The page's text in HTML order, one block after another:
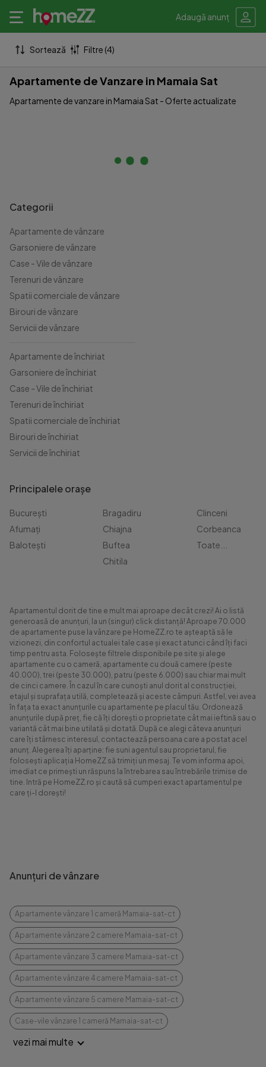
Adaugă anunț
Sortează Filtre (4)
Apartamente de Vanzare in Mamaia Sat
Apartamente de vanzare in Mamaia Sat - Oferte actualizate
Categorii
Apartamente de vânzare
Garsoniere de vânzare
Case - Vile de vânzare
Terenuri de vânzare
Spatii comerciale de vânzare
Birouri de vânzare
Servicii de vânzare
Apartamente de închiriat
Garsoniere de închiriat
Case - Vile de închiriat
Terenuri de închiriat
Spatii comerciale de închiriat
Birouri de închiriat
Servicii de închiriat
Principalele orașe
București
Afumați
Balotești
Bragadiru
Chiajna
Buftea
Chitila
Clinceni
Corbeanca
Toate...
Apartamentul dorit de tine e mult mai aproape decât crezi! Ai o listă
generoasă de anunțuri, la un (singur) click distanță! Aproape 70.000
de apartamente puse la vânzare pe HomeZZ.ro te așteaptă să le
vizionezi, din confortul actualei tale case și exact atunci când îți faci
timp pentru asta. Folosește filtrele disponibile pe site și alege
apartamente cu o cameră, apartamente cu două camere (peste
40.000), trei (peste 30.000), patru (peste 6.000) sau chiar mai mult
de cinci camere. În cazul în care cunoști anul dorit al construcției,
etajul și suprafața utilă, completează și aceste câmpuri. Astfel, vei avea
în fața ta exact anunțurile cu apartamente pe placul tău. Ordonează
anunțurile după preț, fie că îți dorești o proprietate cât mai ieftină sau o
variantă cât mai bine utilată și dotată. După ce alegi câteva anunțuri
care îți stârnesc interesul, contactează persoana care a postat acel
anunț. Alegerea îți aparține: fie suni agentul sau proprietarul, fie
folosești aplicația HomeZZ să trimiți un mesaj. Te vom informa apoi,
imediat ce primești un răspuns la întrebarea sau întrebările trimise de
tine. Intră pe HomeZZ.ro și caută să cumperi exact apartamentul pe
care ți-l dorești!
Anunțuri de vânzare
Apartamente vânzare 1 cameră Mamaia-sat-ct
Apartamente vânzare 2 camere Mamaia-sat-ct
Apartamente vânzare 3 camere Mamaia-sat-ct
Apartamente vânzare 4 camere Mamaia-sat-ct
Apartamente vânzare 5 camere Mamaia-sat-ct
Case-vile vânzare 1 cameră Mamaia-sat-ct
vezi mai multe